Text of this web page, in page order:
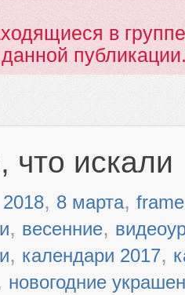
в
что искали
2018, 8 марта, frame
, весенние,
, календари 2017,
новогодние